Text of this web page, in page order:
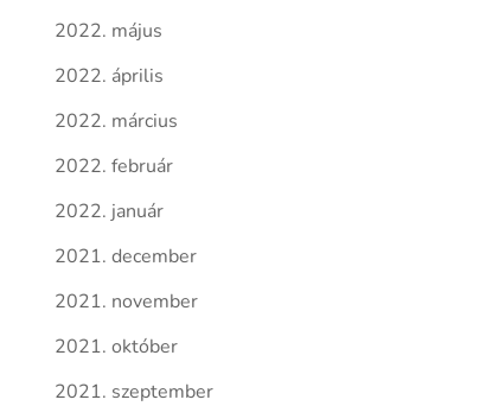
2022. május
2022. április
2022. március
2022. február
2022. január
2021. december
2021. november
2021. október
2021. szeptember